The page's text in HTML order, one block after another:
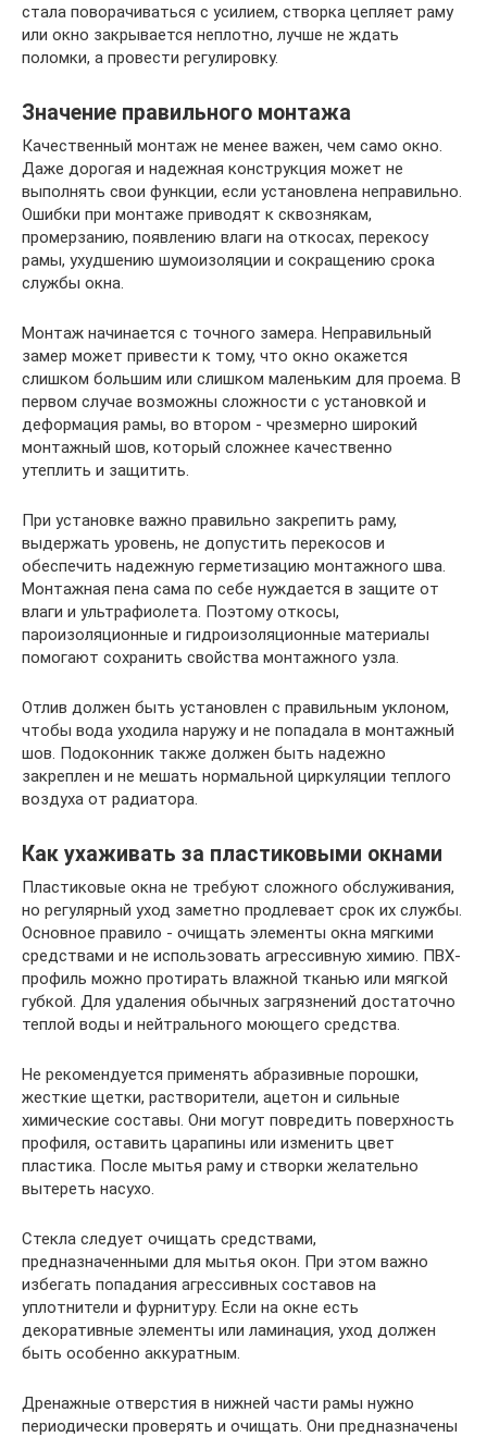
стала поворачиваться с усилием, створка цепляет раму
или окно закрывается неплотно, лучше не ждать
поломки, а провести регулировку.
Значение правильного монтажа
Качественный монтаж не менее важен, чем само окно.
Даже дорогая и надежная конструкция может не
выполнять свои функции, если установлена неправильно.
Ошибки при монтаже приводят к сквознякам,
промерзанию, появлению влаги на откосах, перекосу
рамы, ухудшению шумоизоляции и сокращению срока
службы окна.
Монтаж начинается с точного замера. Неправильный
замер может привести к тому, что окно окажется
слишком большим или слишком маленьким для проема. В
первом случае возможны сложности с установкой и
деформация рамы, во втором - чрезмерно широкий
монтажный шов, который сложнее качественно
утеплить и защитить.
При установке важно правильно закрепить раму,
выдержать уровень, не допустить перекосов и
обеспечить надежную герметизацию монтажного шва.
Монтажная пена сама по себе нуждается в защите от
влаги и ультрафиолета. Поэтому откосы,
пароизоляционные и гидроизоляционные материалы
помогают сохранить свойства монтажного узла.
Отлив должен быть установлен с правильным уклоном,
чтобы вода уходила наружу и не попадала в монтажный
шов. Подоконник также должен быть надежно
закреплен и не мешать нормальной циркуляции теплого
воздуха от радиатора.
Как ухаживать за пластиковыми окнами
Пластиковые окна не требуют сложного обслуживания,
но регулярный уход заметно продлевает срок их службы.
Основное правило - очищать элементы окна мягкими
средствами и не использовать агрессивную химию. ПВХ-
профиль можно протирать влажной тканью или мягкой
губкой. Для удаления обычных загрязнений достаточно
теплой воды и нейтрального моющего средства.
Не рекомендуется применять абразивные порошки,
жесткие щетки, растворители, ацетон и сильные
химические составы. Они могут повредить поверхность
профиля, оставить царапины или изменить цвет
пластика. После мытья раму и створки желательно
вытереть насухо.
Стекла следует очищать средствами,
предназначенными для мытья окон. При этом важно
избегать попадания агрессивных составов на
уплотнители и фурнитуру. Если на окне есть
декоративные элементы или ламинация, уход должен
быть особенно аккуратным.
Дренажные отверстия в нижней части рамы нужно
периодически проверять и очищать. Они предназначены